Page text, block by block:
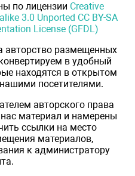
по лицензии Creative
3.0 Unported CC BY-SA
License (GFDL)
авторство размещенных
в удобный
находятся в открытом
посетителями.
авторского права
материал и намерены
ссылки на место
материалов,
к администратору